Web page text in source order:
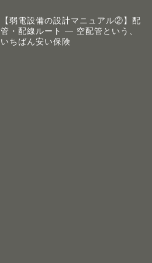
【弱電設備の設計マニュアル②】配
管・配線ルート ― 空配管という、
いちばん安い保険